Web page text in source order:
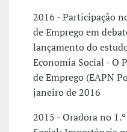
2016 - Participação
de Emprego em
lançamento do
Economia Social - O
de Emprego (EAPN
janeiro de 2016
2015 - Oradora no